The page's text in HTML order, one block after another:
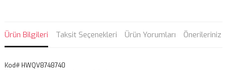
Ürün Bilgileri Taksit Seçenekleri Ürün Yorumları Önerileriniz
Kod# HWQV8748740